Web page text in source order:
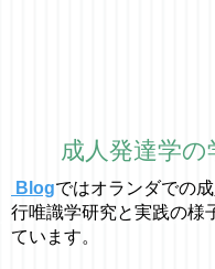
成人発達学の
Blogではオラ ンダでの
行唯識学研究と実践の様
ています。